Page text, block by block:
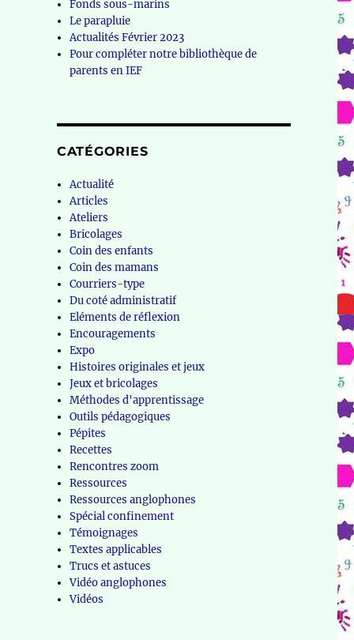
Fonds sous-marins
Le parapluie
Actualités Février 2023
Pour compléter notre bibliothèque de
parents en IEF
CATÉGORIES
Actualité
Articles
Ateliers
Bricolages
Coin des enfants
Coin des mamans
Courriers-type
Du coté administratif
Eléments de réflexion
Encouragements
Expo
Histoires originales et jeux
Jeux et bricolages
Méthodes d'apprentissage
Outils pédagogiques
Pépites
Recettes
Rencontres zoom
Ressources
Ressources anglophones
Spécial confinement
Témoignages
Textes applicables
Trucs et astuces
Vidéo anglophones
Vidéos